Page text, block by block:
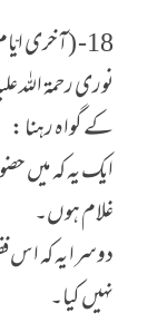
18- (آخری
نوری رحمۃ
کے گواہ رہنا :
ایک یہ کہ میں
غلام ہوں۔
دوسرا یہ کہ
نہیں کیا۔